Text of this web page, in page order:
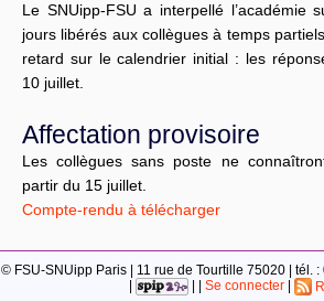
Le SNUipp-FSU a interpellé l’académie
jours libérés aux collègues à temps
retard sur le calendrier initial : les
10 juillet.
Affectation provisoire
Les collègues sans poste ne
partir du 15 juillet.
Compte-rendu à télécharger
© FSU-SNUipp Paris | 11 rue de Tourtille 75020 | tél. :
Se connecter